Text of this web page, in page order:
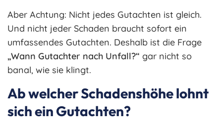
Aber Achtung: Nicht jedes Gutachten ist gleich.
Und nicht jeder Schaden braucht sofort ein
umfassendes Gutachten. Deshalb ist die Frage
„Wann Gutachter nach Unfall?“ gar nicht so
banal, wie sie klingt.
Ab welcher Schadenshöhe lohnt
sich ein Gutachten?